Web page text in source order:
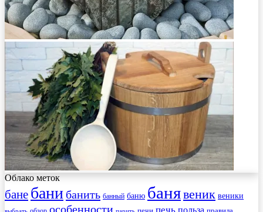
Облако меток
бане бани банить банный баню банявеник веники
особенности польза